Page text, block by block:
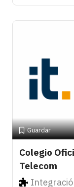
Guardar
Colegio
Telecom